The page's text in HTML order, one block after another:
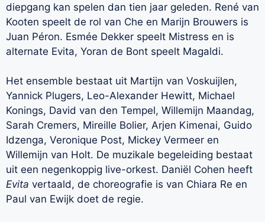
diepgang kan spelen dan tien jaar geleden. René van
Kooten speelt de rol van Che en Marijn Brouwers is
Juan Péron. Esmée Dekker speelt Mistress en is
alternate Evita, Yoran de Bont speelt Magaldi.
Het ensemble bestaat uit Martijn van Voskuijlen,
Yannick Plugers, Leo-Alexander Hewitt, Michael
Konings, David van den Tempel, Willemijn Maandag,
Sarah Cremers, Mireille Bolier, Arjen Kimenai, Guido
Idzenga, Veronique Post, Mickey Vermeer en
Willemijn van Holt. De muzikale begeleiding bestaat
uit een negenkoppig live-orkest. Daniël Cohen heeft
Evita vertaald, de choreografie is van Chiara Re en
Paul van Ewijk doet de regie.